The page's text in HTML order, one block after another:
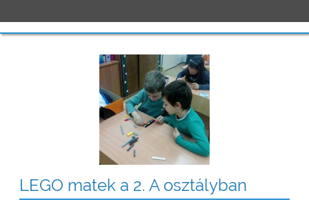
LEGO matek a 2. A osztályban